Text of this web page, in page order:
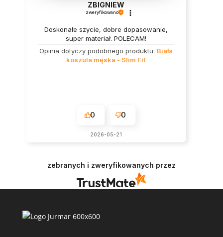
ZBIGNIEW
zweryfikowano
Doskonałe szycie, dobre dopasowanie,
super materiał. POLECAM!
Opinia dotyczy podobnego produktu: Biała
koszula męska - Slim Fit
0 0
2026-05-21
zebranych i zweryfikowanych przez